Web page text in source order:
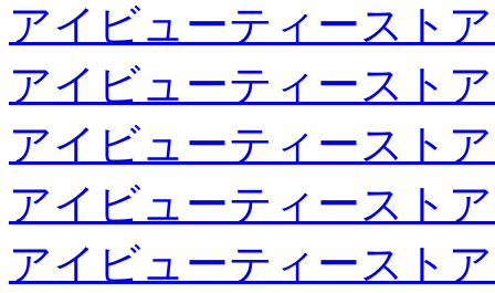
アイビューティースト
アイビューティースト
アイビューティースト
アイビューティースト
アイビューティースト